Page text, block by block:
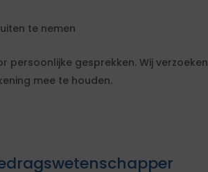
te nemen
persoonlijke gesprekken. Wij verzoeken
mee te houden.